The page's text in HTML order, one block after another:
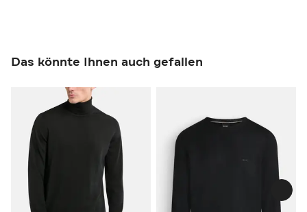
Das könnte Ihnen auch gefallen